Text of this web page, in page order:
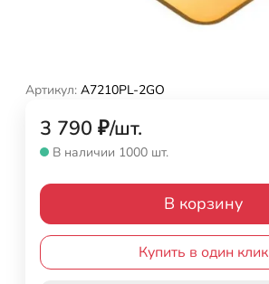
Артикул: A7210PL-2GO
3 790 ₽/шт.
В наличии 1000 шт.
В корзину
Купить в один клик